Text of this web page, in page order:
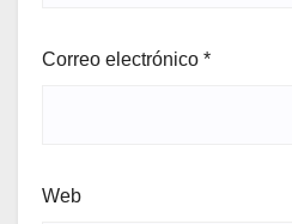
Correo electrónico *
Web